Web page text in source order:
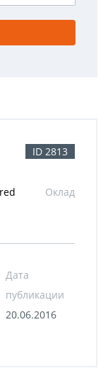
ID 2813
Оклад
Дата
публикации
20.06.2016